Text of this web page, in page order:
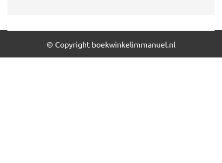
© Copyright boekwinkelimmanuel.nl